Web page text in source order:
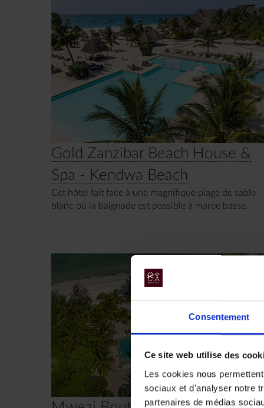
Consentement
Ce site web utilise des
Les cookies nous
sociaux et d'analyser notre
partenaires de médias
Gold Zanzibar Beach House &
Spa - Kendwa Beach
Cet hôtel fait face à une magnifique plage de sable
blanc où la baignade est possible à marée basse.